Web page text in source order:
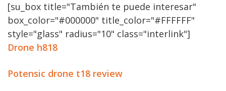
[su_box title="También te puede interesar"
box_color="#000000" title_color="#FFFFFF"
style="glass" radius="10" class="interlink"]
Drone h818
Potensic drone t18 review